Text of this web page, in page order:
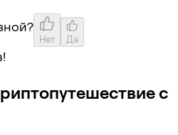
Нет Да
с